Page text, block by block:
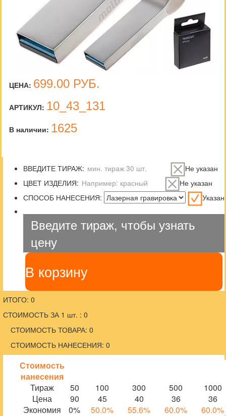
ЦЕНА: 699.00 РУБ.
АРТИКУЛ: 10_43_131
В наличии: 1625
ВВЕДИТЕ ТИРАЖ:
Не указан
ЦВЕТ ИЗДЕЛИЯ:
Не указан
СПОСОБ НАНЕСЕНИЯ:
Указан
Введите тираж, чтобы узнать
цену
В корзину
ИТОГО: 0
СТОИМОСТЬ ЗА 1 шт. : 0
СТОИМОСТЬ ТОВАРА: 0
СТОИМОСТЬ НАНЕСЕНИЯ: 0
Стоимость
нанесения
Тираж
50 100 300 500
1000
Цена
90 45 40 36
36
Экономия
0% 50.0% 55.6% 60.0% 60.0%